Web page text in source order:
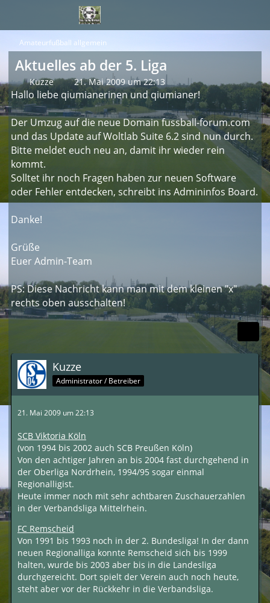
Amateurfußball allgemein
Aktuelles ab der 5. Liga
Kuzze 21. Mai 2009 um 22:13
Hallo liebe qiumianerinen und qiumianer!
Der Umzug auf die neue Domain fussball-forum.com
und das Update auf Woltlab Suite 6.2 sind nun durch.
Bitte meldet euch neu an, damit ihr wieder rein
kommt.
Solltet ihr noch Fragen haben zur neuen Software
oder Fehler entdecken, schreibt ins Admininfos Board.
Danke!
Grüße
Euer Admin-Team
PS: Diese Nachricht kann man mit dem kleinen "x"
rechts oben ausschalten!
Kuzze
Administrator / Betreiber
21. Mai 2009 um 22:13
SCB Viktoria Köln
(von 1994 bis 2002 auch SCB Preußen Köln)
Von den achtiger Jahren an bis 2004 fast durchgehend in
der Oberliga Nordrhein, 1994/95 sogar einmal
Regionalligist.
Heute immer noch mit sehr achtbaren Zuschauerzahlen
in der Verbandsliga Mittelrhein.
FC Remscheid
Von 1991 bis 1993 noch in der 2. Bundesliga! In der dann
neuen Regionalliga konnte Remscheid sich bis 1999
halten, wurde bis 2003 aber bis in die Landesliga
durchgereicht. Dort spielt der Verein auch noch heute,
steht aber vor der Rückkehr in die Verbandsliga.